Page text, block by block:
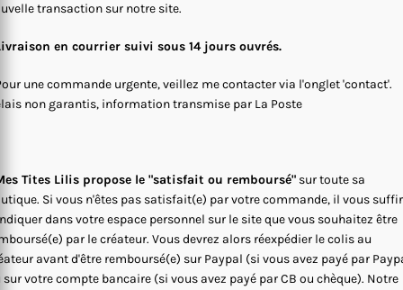
transaction sur notre site.
en courrier suivi sous 14 jours ouvrés.
une commande urgente, veillez me contacter via l'onglet 'contact'.
non garantis, information transmise par La Poste
Tites Lilis propose le "satisfait ou remboursé" sur toute sa
Si vous n'êtes pas satisfait(e) par votre commande, il vous
dans votre espace personnel sur le site que vous souhaitez être
par le créateur. Vous devrez alors réexpédier le colis au
avant d'être remboursé(e) sur Paypal (si vous avez payé par
sur votre compte bancaire (si vous avez payé par CB ou chèque). Notre